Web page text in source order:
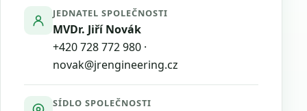
JEDNATEL SPOLEČNOSTI
MVDr. Jiří Novák
+420 728 772 980 ·
novak@jrengineering.cz
SÍDLO SPOLEČNOSTI